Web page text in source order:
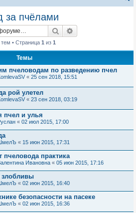
за пчёлами
Поиск
тем • Страница 1 из 1
Темы
пчеловодам по разведению пчел
« 25 сен 2018, 15:51
рой улетел
« 23 сен 2018, 03:19
пчел и улья
« 02 июл 2015, 17:00
ШмелЪ « 15 июн 2015, 17:31
пчеловода практика
Ивановна « 05 июн 2015, 17:16
злобливы
ШмелЪ « 02 июн 2015, 16:40
безопасности на пасеке
ШмелЪ « 02 июн 2015, 16:36